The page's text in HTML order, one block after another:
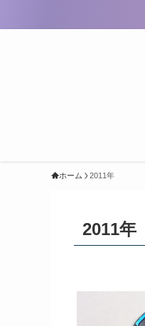
ホーム 2011年
2011年